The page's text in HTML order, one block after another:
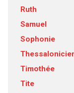
Ruth
Samuel
Sophonie
Timothée
Tite